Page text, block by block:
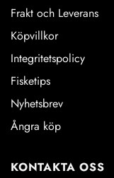
Frakt och Leverans
Köpvillkor
Integritetspolicy
Fisketips
Nyhetsbrev
Ångra köp
KONTAKTA OSS